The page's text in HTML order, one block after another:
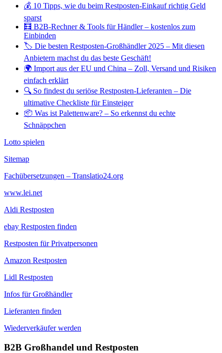
💰 10 Tipps, wie du beim Restposten-Einkauf richtig Geld
sparst
🧮 B2B-Rechner & Tools für Händler – kostenlos zum
Einbinden
🏷️ Die besten Restposten-Großhändler 2025 – Mit diesen
Anbietern machst du das beste Geschäft!
🌍 Import aus der EU und China – Zoll, Versand und Risiken
einfach erklärt
🔍 So findest du seriöse Restposten-Lieferanten – Die
ultimative Checkliste für Einsteiger
📦 Was ist Palettenware? – So erkennst du echte
Schnäppchen
Lotto spielen
Sitemap
Fachübersetzungen – Translatio24.org
www.lei.net
Aldi Restposten
ebay Restposten finden
Restposten für Privatpersonen
Amazon Restposten
Lidl Restposten
Infos für Großhändler
Lieferanten finden
Wiederverkäufer werden
B2B Großhandel und Restposten